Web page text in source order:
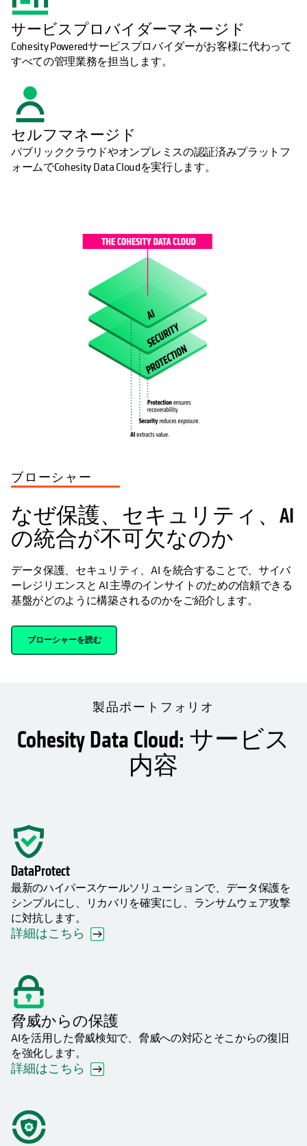
サービスプロバイダーマネージド
Cohesity Poweredサービスプロバイダーがお客様に代わって
すべての管理業務を担当します。
セルフマネージド
パブリッククラウドやオンプレミスの認証済みプラットフ
ォームでCohesity Data Cloudを実行します。
ブローシャー
なぜ保護、セキュリティ、AI
の統合が不可欠なのか
データ保護、セキュリティ、AI を統合することで、サイバ
ーレジリエンスと AI 主導のインサイトのための信頼できる
基盤がどのように構築されるのかをご紹介します。
ブローシャーを読む
製品ポートフォリオ
Cohesity Data Cloud: サービス
内容
DataProtect
最新のハイパースケールソリューションで、データ保護を
シンプルにし、リカバリを確実にし、ランサムウェア攻撃
に対抗します。
詳細はこちら
脅威からの保護
AIを活用した脅威検知で、脅威への対応とそこからの復旧
を強化します。
詳細はこちら